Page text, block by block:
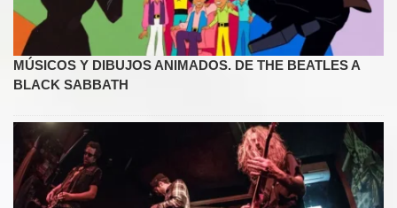
MÚSICOS Y DIBUJOS ANIMADOS. DE THE BEATLES A
BLACK SABBATH